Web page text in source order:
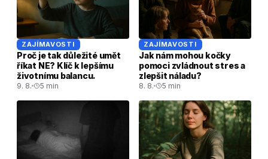
ZAJÍMAVOSTI
Proč je tak důležité umět
říkat NE? Klíč k lepšímu
životnímu balancu.
9. 8. 5 min
ZAJÍMAVOSTI
Jak nám mohou kočky
pomoci zvládnout stres a
zlepšit náladu?
8. 8. 5 min